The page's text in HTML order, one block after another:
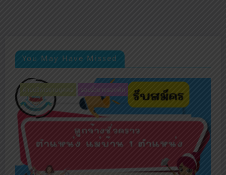
You May Have Missed
ฝ่ายบริหารงานบุคคล รอบรั้วนางรองพิท